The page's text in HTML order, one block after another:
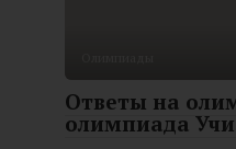
Ответы на
олимпиада